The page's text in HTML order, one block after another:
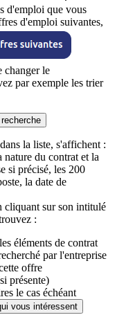
d'emploi que vous
d'emploi suivantes,
changer le
par exemple les trier
la liste, s'affichent :
du contrat et la
si précisé, les 200
la date de
cliquant sur son intitulé
:
éléments de contrat
par l'entreprise
offre
présente)
le cas échéant
vous intéressent